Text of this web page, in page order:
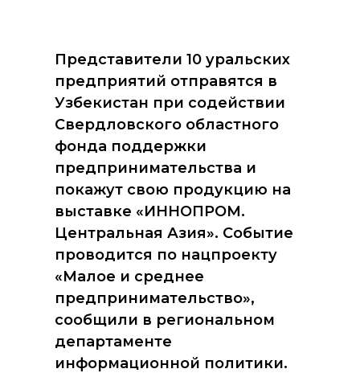
Представители 10 уральских
предприятий отправятся в
Узбекистан при содействии
Свердловского областного
фонда поддержки
предпринимательства и
покажут свою продукцию на
выставке «ИННОПРОМ.
Центральная Азия». Событие
проводится по нацпроекту
«Малое и среднее
предпринимательство»,
сообщили в региональном
департаменте
информационной политики.